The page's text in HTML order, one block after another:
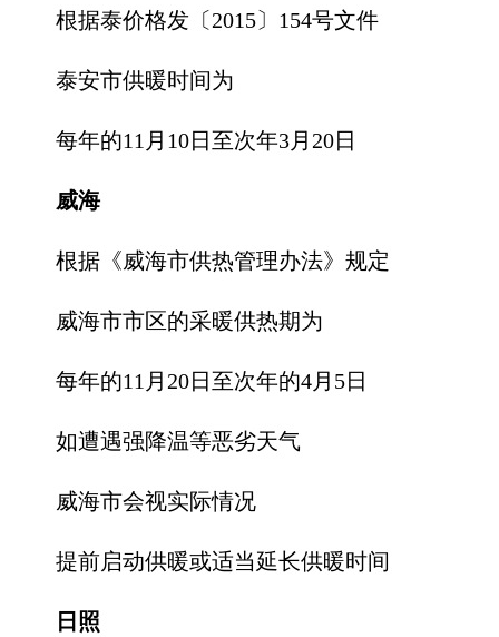
根据泰价格发〔2015〕154号文件
泰安市供暖时间为
每年的11月10日至次年3月20日
威海
根据《威海市供热管理办法》规定
威海市市区的采暖供热期为
每年的11月20日至次年的4月5日
如遭遇强降温等恶劣天气
威海市会视实际情况
提前启动供暖或适当延长供暖时间
日照